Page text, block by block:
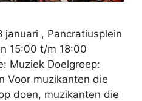
januari , Pancratiusplein
15:00 t/m 18:00
Muziek Doelgroep:
Voor muzikanten die
doen, muzikanten die